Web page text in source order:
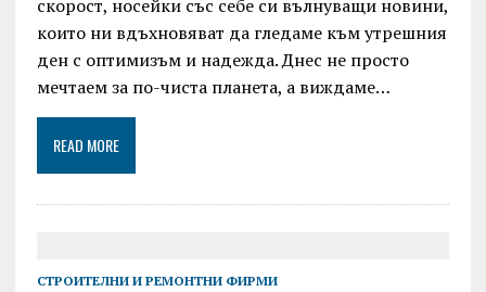
скорост, носейки със себе си вълнуващи новини,
които ни вдъхновяват да гледаме към утрешния
ден с оптимизъм и надежда. Днес не просто
мечтаем за по-чиста планета, а виждаме…
READ MORE
СТРОИТЕЛНИ И РЕМОНТНИ ФИРМИ